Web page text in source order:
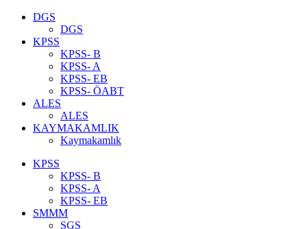
DGS
DGS
KPSS
KPSS- B
KPSS- A
KPSS- EB
KPSS- ÖABT
ALES
ALES
KAYMAKAMLIK
Kaymakamlık
KPSS
KPSS- B
KPSS- A
KPSS- EB
SMMM
SGS